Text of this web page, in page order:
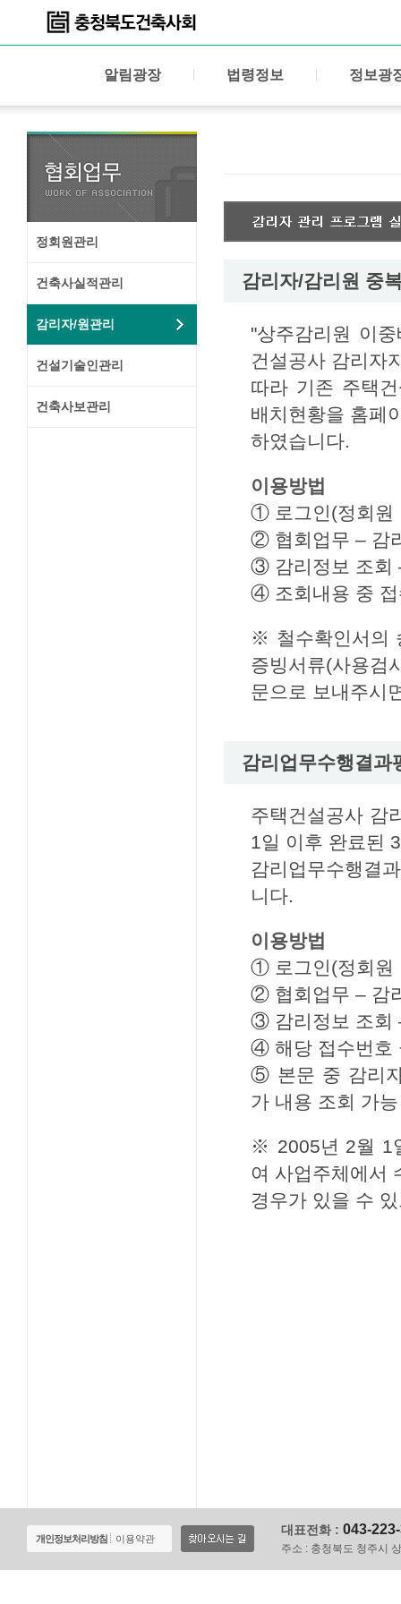
알림광장 법령정보 정보광
정회원관리
건축사실적관리
감리자/원관리
건설기술인관리
건축사보관리
감리자/감리원 중
"상주감리원 이
건설공사 감리자
따라 기존 주택
배치현황을 홈페
하였습니다.
이용방법
① 로그인(정회원
② 협회업무 – 감
③ 감리정보 조회
④ 조회내용 중 접
※ 철수확인서의
증빙서류(사용검
문으로 보내주시
감리업무수행결과
주택건설공사 감
1일 이후 완료된
감리업무수행결
니다.
이용방법
① 로그인(정회원
② 협회업무 – 감
③ 감리정보 조회
④ 해당 접수번호
⑤ 본문 중 감리자
가 내용 조회 가능
※ 2005년 2월 1
여 사업주체에서
경우가 있을 수
개인정보처리방침 이용약관
대표전화 : 043-
주소 : 충청북도 청주시